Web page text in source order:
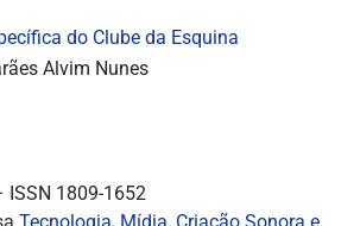
do Clube da Esquina
Alvim Nunes
ISSN 1809-1652